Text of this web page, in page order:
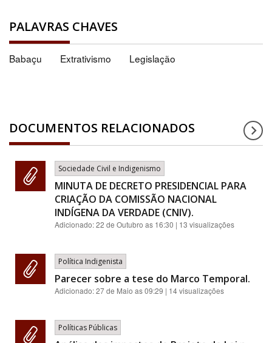
PALAVRAS CHAVES
Babaçu Extrativismo Legislação
DOCUMENTOS RELACIONADOS
Sociedade Civil e Indigenismo
MINUTA DE DECRETO PRESIDENCIAL PARA
CRIAÇÃO DA COMISSÃO NACIONAL
INDÍGENA DA VERDADE (CNIV).
Adicionado:22 de Outubro as 16:30 | 13 visualizações
Política Indigenista
Parecer sobre a tese do Marco Temporal.
Adicionado:27 de Maio as 09:29 | 14 visualizações
Políticas Públicas